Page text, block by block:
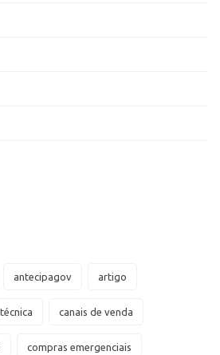
antecipagov artigo
canais de venda
compras emergenciais